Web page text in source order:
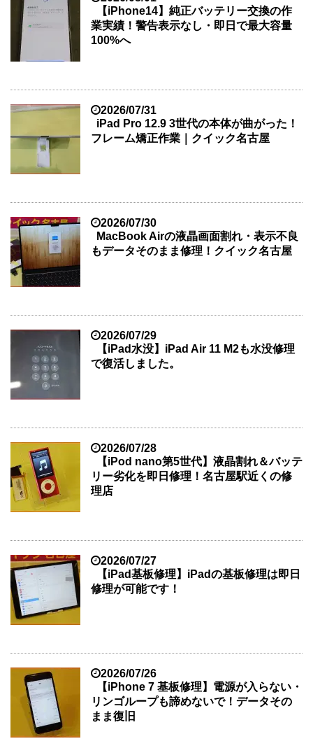
【iPhone14】純正バッテリー交換の作
業実績！警告表示なし・即日で最大容量
100%へ
2026/07/31
iPad Pro 12.9 3世代の本体が曲がった！
フレーム矯正作業｜クイック名古屋
2026/07/30
MacBook Airの液晶画面割れ・表示不良
もデータそのまま修理！クイック名古屋
2026/07/29
【iPad水没】iPad Air 11 M2も水没修理
で復活しました。
2026/07/28
【iPod nano第5世代】液晶割れ＆バッテ
リー劣化を即日修理！名古屋駅近くの修
理店
2026/07/27
【iPad基板修理】iPadの基板修理は即日
修理が可能です！
2026/07/26
【iPhone 7 基板修理】電源が入らない・
リンゴループも諦めないで！データその
まま復旧